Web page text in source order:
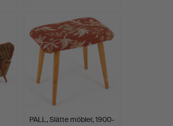
PALL, Slätte möbler, 1900-